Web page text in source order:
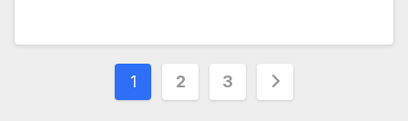
Paginación
1 2 3